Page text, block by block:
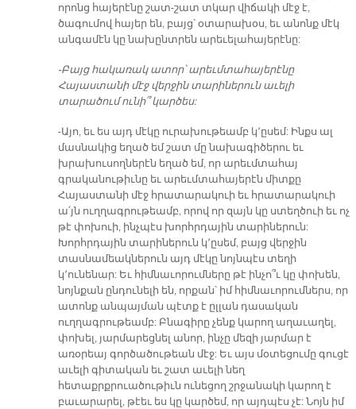
որոնց հայերէնը շատ-շատ տկար վիճակի մէջ է,
ծագումով հայեր են, բայց՝ օտարախօս, եւ անոնք մէկ
անգամէն կը նախընտրեն արեւելահայերէնը:
-Բայց հակառակ ատոր՝ արեւմտահայերէնը
Հայաստանի մէջ վերջին տարիներուն աւելի
տարածում ունի՞ կարծես:
-Այո, եւ ես այդ մէկը ուրախութեամբ կ՚ըսեմ: Ինքս ալ
մասնակից եղած եմ շատ մը նախագիծերու եւ
խրախուսողներէն եղած եմ, որ արեւմտահայ
գրականութիւնը եւ արեւմտահայերէն միտքը
Հայաստանի մէջ հրատարակուի եւ հրատարակուի
ա՛յն ուղղագրութեամբ, որով որ զայն կը ստեղծուի եւ ոչ
թէ փոխուի, ինչպէս խորհրդային տարիներուն:
Խորհրդային տարիներուն կ՚ըսեմ, բայց վերջին
տասնամեակներուն այդ մէկը նոյնպէս տեղի
կ՚ունենար: Եւ հիմնաւորումները թէ ինչո՞ւ կը փոխեն,
նոյնքան ընդունելի են, որքան՝ իմ հիմնաւորումներս, որ
ատոնք անպայման պէտք է ըլլան դասական
ուղղագրութեամբ: Բնագիրը չենք կարող աղաւաղել,
փոխել, յարմարեցնել անոր, ինչը մեզի յարմար է
առօրեայ գործածութեան մէջ: Եւ այս մօտեցումը գուցէ
աւելի գիտական եւ շատ աւելի նեղ
հետաքրքրուածութիւն ունեցող շրջանակի կարող է
բաւարարել, թէեւ ես կը կարծեմ, որ այդպէս չէ: Նոյն իմ